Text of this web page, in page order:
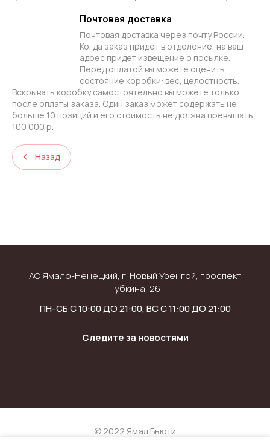
Почтовая доставка
Почтовая доставка через почту России.
Когда заказ придет в отделение, на ваш
адрес придет извещение о посылке.
Перед оплатой вы можете оценить
состояние коробки: вес, целостность.
Вскрывать коробку самостоятельно вы можете только
после оплаты заказа. Один заказ может содержать не
больше 10 позиций и его стоимость не должна превышать
100 000 р.
Назад
АО Ямало-Ненецкий, г. Новый Уренгой, проспект
Губкина, 26
ПН-СБ С 10:00 ДО 21:00, ВС С 11:00 ДО 21:00
Следите за новостями
© 2022 Ямал Бьюти